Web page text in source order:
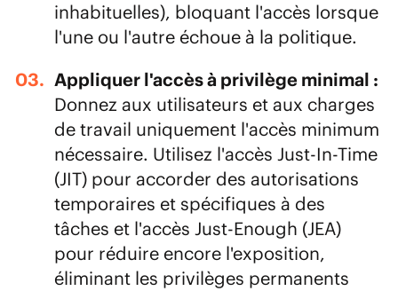
inhabituelles), bloquant l'accès lorsque
l'une ou l'autre échoue à la politique.
Appliquer l'accès à privilège minimal :
Donnez aux utilisateurs et aux charges
de travail uniquement l'accès minimum
nécessaire. Utilisez l'accès Just-In-Time
(JIT) pour accorder des autorisations
temporaires et spécifiques à des
tâches et l'accès Just-Enough (JEA)
pour réduire encore l'exposition,
éliminant les privilèges permanents